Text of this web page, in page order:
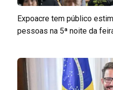
Expoacre tem público
pessoas na 5ª noite da